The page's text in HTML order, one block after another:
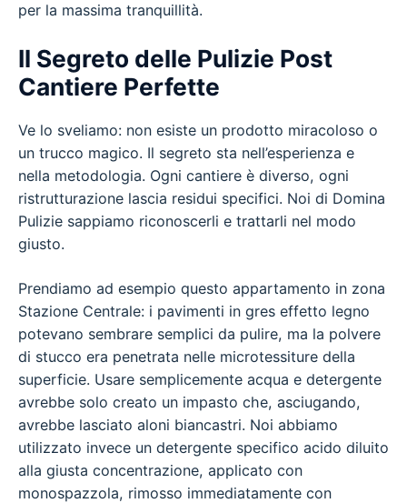
per la massima tranquillità.
Il Segreto delle Pulizie Post
Cantiere Perfette
Ve lo sveliamo: non esiste un prodotto miracoloso o
un trucco magico. Il segreto sta nell’esperienza e
nella metodologia. Ogni cantiere è diverso, ogni
ristrutturazione lascia residui specifici. Noi di Domina
Pulizie sappiamo riconoscerli e trattarli nel modo
giusto.
Prendiamo ad esempio questo appartamento in zona
Stazione Centrale: i pavimenti in gres effetto legno
potevano sembrare semplici da pulire, ma la polvere
di stucco era penetrata nelle microtessiture della
superficie. Usare semplicemente acqua e detergente
avrebbe solo creato un impasto che, asciugando,
avrebbe lasciato aloni biancastri. Noi abbiamo
utilizzato invece un detergente specifico acido diluito
alla giusta concentrazione, applicato con
monospazzola, rimosso immediatamente con